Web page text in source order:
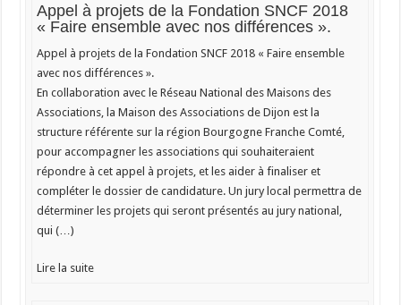
Appel à projets de la Fondation SNCF 2018
« Faire ensemble avec nos différences ».
Appel à projets de la Fondation SNCF 2018 « Faire ensemble
avec nos différences ».
En collaboration avec le Réseau National des Maisons des
Associations, la Maison des Associations de Dijon est la
structure référente sur la région Bourgogne Franche Comté,
pour accompagner les associations qui souhaiteraient
répondre à cet appel à projets, et les aider à finaliser et
compléter le dossier de candidature. Un jury local permettra de
déterminer les projets qui seront présentés au jury national,
qui (…)
Lire la suite